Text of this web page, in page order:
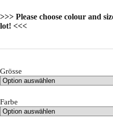
>>> Please choose colour and
lot! <<<
Grösse
Farbe